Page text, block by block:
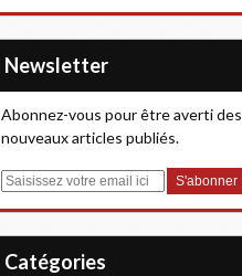
Newsletter
Abonnez-vous pour être averti des
nouveaux articles publiés.
E
Catégories